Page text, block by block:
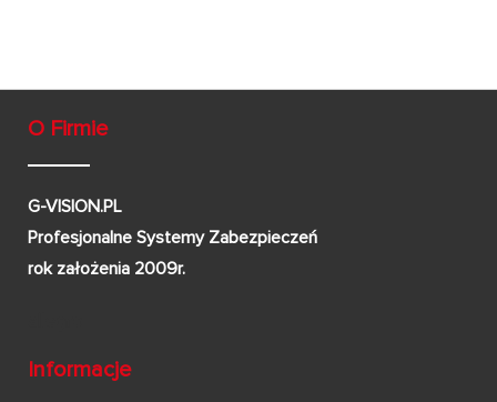
O Firmie
G-VISION.PL
Profesjonalne Systemy Zabezpieczeń
rok założenia 2009r.
Informacje